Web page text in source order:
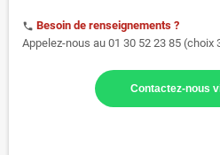
phone Besoin de renseignements ?
Appelez-nous au 01 30 52 23 85 (choix
Contactez-nous